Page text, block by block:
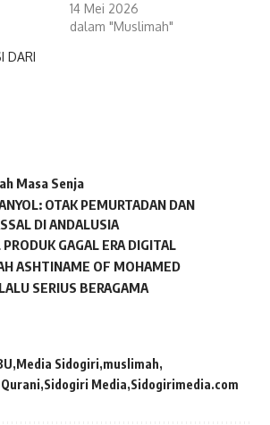
14 Mei 2026
dalam "Muslimah"
DARI
Masa Senja
OTAK PEMURTADAN DAN
DI ANDALUSIA
GAGAL ERA DIGITAL
ASHTINAME OF MOHAMED
SERIUS BERAGAMA
Media Sidogiri muslimah
Sidogiri Media Sidogirimedia.com